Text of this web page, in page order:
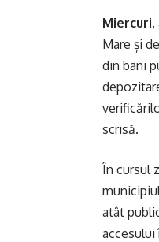
Miercuri,
Mare și
din bani
scrisă.
În cursul
atât